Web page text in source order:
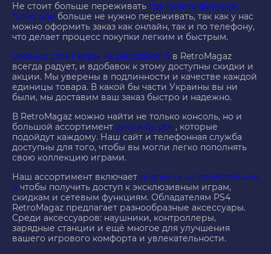
Не стоит больше переживать где купить фигурки
funko pop больше не нужно переживать, так как у нас
можно оформить заказ как онлайн, так и по телефону,
что делает процесс покупки легким и быстрым.
сколько стоит игры на playstation 5 в RetroMagaz
всегда радует, и вдобавок к этому доступны скидки и
акции. Мы уверены в подлинности и качестве каждой
единицы товара. В какой бы части Украины вы ни
были, мы доставим ваш заказ быстро и надежно.
В RetroMagaz можно найти не только консоль, но и
большой ассортимент диски бу ps4 , которые
подойдут каждому. Наш сайт и телефонная служба
доступны для того, чтобы вы могли легко пополнять
свою коллекцию играми.
Наш ассортимент включает подписка на плейстейшен
4 чтобы получить доступ к эксклюзивным играм,
скидкам и сетевым функциям. Обладателям PS4
RetroMagaz предлагает разнообразные аксессуары.
Среди аксессуаров: наушники, контроллеры,
зарядные станции и ещё многое для улучшения
вашего игрового комфорта и увлекательности.